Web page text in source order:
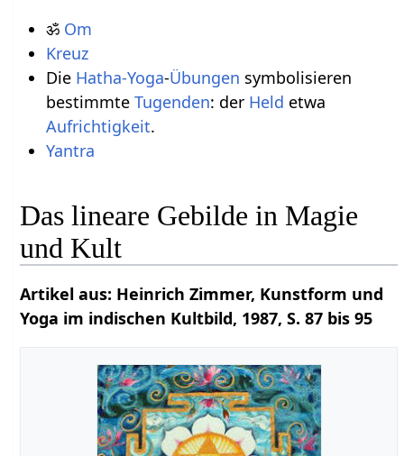
ॐ Om
Kreuz
Die Hatha-Yoga-Übungen symbolisieren
bestimmte Tugenden: der Held etwa
Aufrichtigkeit.
Yantra
Das lineare Gebilde in Magie
und Kult
Artikel aus: Heinrich Zimmer, Kunstform und
Yoga im indischen Kultbild, 1987, S. 87 bis 95